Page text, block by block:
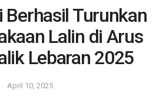
Berhasil Turunkan
Lalin di Arus
Lebaran 2025
April 10, 2025